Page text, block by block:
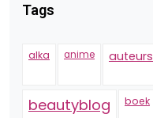
Tags
alka anime auteurs
beautyblog boek